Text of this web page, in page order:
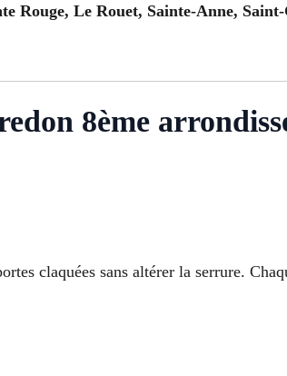
Rouge, Le Rouet, Sainte-Anne,
8ème
claquées sans altérer la serrure.